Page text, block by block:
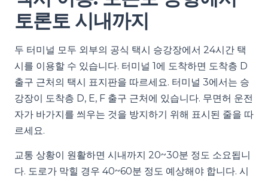
토론토 시내까지
두 터미널 모두 외부의 공식 택시 승강장에서 24시간 택
시를 이용할 수 있습니다. 터미널 1에 도착하면 도착층 D
출구 근처의 택시 표지판을 따르세요. 터미널 3에서는 승
강장이 도착층 D, E, F 출구 근처에 있습니다. 무면허 운전
자가 바가지를 씌우는 것을 방지하기 위해 표시된 줄을 따
르세요.
교통 상황이 원활하면 시내까지 20~30분 정도 소요됩니
다. 도로가 막힐 경우 40~60분 정도 예상해야 합니다. 시